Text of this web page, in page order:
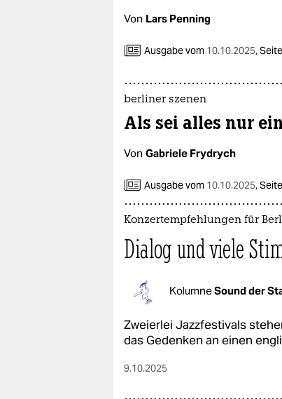
Von Lars Penning
Ausgabe vom 10.10.2025,
berliner szenen
Als sei alles nur
Von Gabriele Frydrych
Ausgabe vom 10.10.2025,
Konzertempfehlungen für
Dialog und viele
KolumneSound der
Zweierlei Jazzfestivals
das Gedenken an einen
9.10.2025